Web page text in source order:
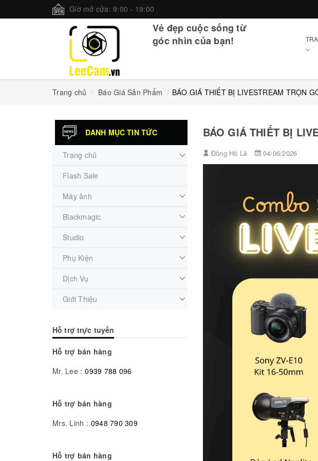
Giờ mở cửa: 9:00 - 19:00
Vẻ đẹp cuộc sống từ
góc nhìn của bạn!
Trang chủ Báo Giá Sản Phẩm BÁO GIÁ THIẾT BỊ LIVESTREAM TRỌN
BÁO GIÁ THIẾT BỊ
Đông Hồ Lê 04/06/2026
DANH MỤC TIN TỨC
Trang chủ
Flash Sale
Máy ảnh
Blackmagic
Studio
Phụ Kiện
Dịch Vụ
Giới Thiệu
Hỗ trợ trực tuyến
Hỗ trợ bán hàng
Mr. Lee : 0939 788 096
Hỗ trợ bán hàng
Mrs. Linh : 0948 790 309
Hỗ trợ bán hàng